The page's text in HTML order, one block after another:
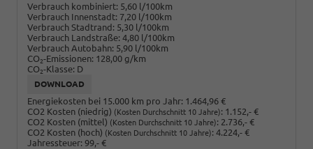
Verbrauch kombiniert: 5,60 l/100km
Verbrauch Innenstadt: 7,20 l/100km
Verbrauch Stadtrand: 5,30 l/100km
Verbrauch Landstraße: 4,80 l/100km
Verbrauch Autobahn: 5,90 l/100km
CO2-Emissionen: 128,00 g/km
CO2-Klasse: D
DOWNLOAD
Energiekosten bei 15.000 km pro Jahr: 1.464,96 €
CO2 Kosten (niedrig) (Kosten Durchschnitt 10 Jahre): 1.152,- €
CO2 Kosten (mittel) (Kosten Durchschnitt 10 Jahre): 2.736,- €
CO2 Kosten (hoch) (Kosten Durchschnitt 10 Jahre): 4.224,- €
Jahressteuer: 99,- €